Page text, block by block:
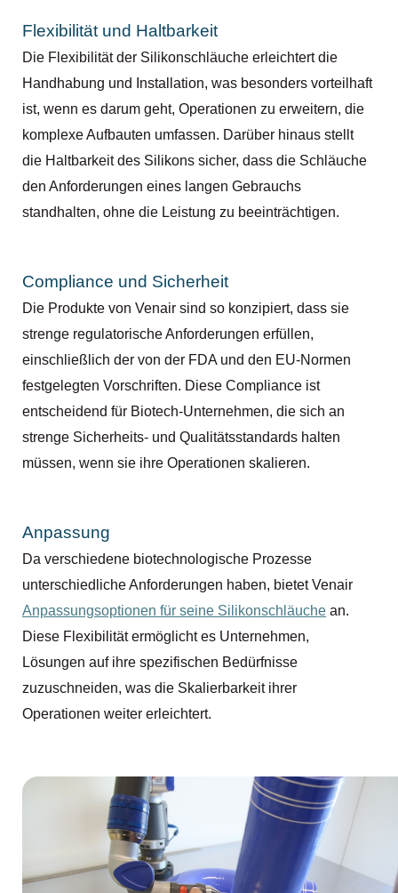
Flexibilität und Haltbarkeit
Die Flexibilität der Silikonschläuche erleichtert die
Handhabung und Installation, was besonders vorteilhaft
ist, wenn es darum geht, Operationen zu erweitern, die
komplexe Aufbauten umfassen. Darüber hinaus stellt
die Haltbarkeit des Silikons sicher, dass die Schläuche
den Anforderungen eines langen Gebrauchs
standhalten, ohne die Leistung zu beeinträchtigen.
Compliance und Sicherheit
Die Produkte von Venair sind so konzipiert, dass sie
strenge regulatorische Anforderungen erfüllen,
einschließlich der von der FDA und den EU-Normen
festgelegten Vorschriften. Diese Compliance ist
entscheidend für Biotech-Unternehmen, die sich an
strenge Sicherheits- und Qualitätsstandards halten
müssen, wenn sie ihre Operationen skalieren.
Anpassung
Da verschiedene biotechnologische Prozesse
unterschiedliche Anforderungen haben, bietet Venair
Anpassungsoptionen für seine Silikonschläuche an.
Diese Flexibilität ermöglicht es Unternehmen,
Lösungen auf ihre spezifischen Bedürfnisse
zuzuschneiden, was die Skalierbarkeit ihrer
Operationen weiter erleichtert.